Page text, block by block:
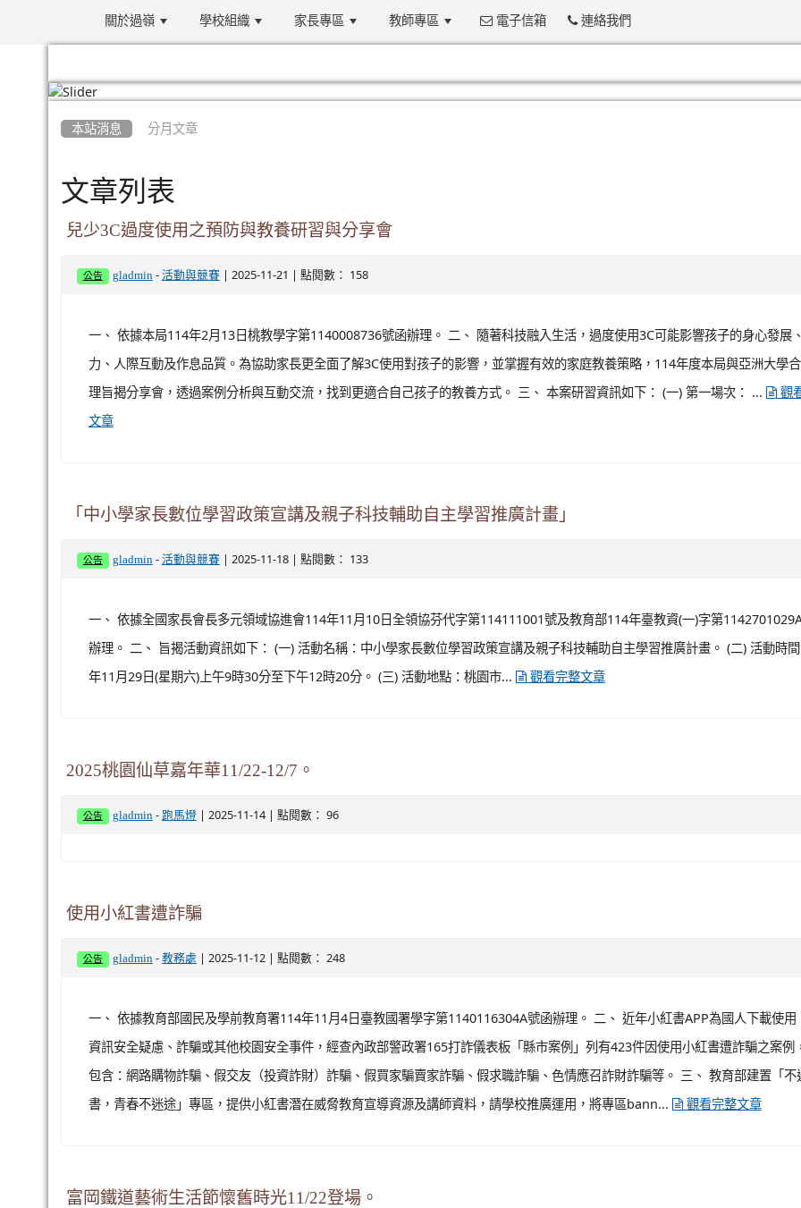
關於過嶺 學校組織 家長專區 教師專區 電子信箱 連絡我們
本站消息 分月文章
文章列表
兒少3C過度使用之預防與教養研習與分享會
公告 gladmin- 活動與競賽| 2025-11-21 | 點閱數： 158
一、 依據本局114年2月13日桃教學字第1140008736號函辦理。 二、 隨著科技融入生活，過度使用3C可能影響孩子的身心發展
力、人際互動及作息品質。為協助家長更全面了解3C使用對孩子的影響，並掌握有效的家庭教養策略，114年度本局與亞洲大學
理旨揭分享會，透過案例分析與互動交流，找到更適合自己孩子的教養方式。 三、 本案研習資訊如下： (一) 第一場次： ...
觀
文章
「中小學家長數位學習政策宣講及親子科技輔助自主學習推廣計畫」
公告 gladmin- 活動與競賽| 2025-11-18 | 點閱數： 133
一、 依據全國家長會長多元領域協進會114年11月10日全領協芬代字第114111001號及教育部114年臺教資(一)字第
辦理。 二、 旨揭活動資訊如下： (一) 活動名稱：中小學家長數位學習政策宣講及親子科技輔助自主學習推廣計畫。 (二) 活動時
年11月29日(星期六)上午9時30分至下午12時20分。 (三) 活動地點：桃園市...
觀看完整文章
2025桃園仙草嘉年華11/22-12/7。
公告 gladmin- 跑馬燈| 2025-11-14 | 點閱數： 96
使用小紅書遭詐騙
公告 gladmin- 教務處 | 2025-11-12 | 點閱數： 248
一、 依據教育部國民及學前教育署114年11月4日臺教國署學字第1140116304A號函辦理。 二、 近年小紅書APP為國人下載使用
資訊安全疑慮、詐騙或其他校園安全事件，經查內政部警政署165打詐儀表板「縣市案例」列有423件因使用小紅書遭詐騙之案例
包含：網路購物詐騙、假交友（投資詐財）詐騙、假買家騙賣家詐騙、假求職詐騙、色情應召詐財詐騙等。 三、 教育部建置「不
書，青春不迷途」專區，提供小紅書潛在威脅教育宣導資源及講師資料，請學校推廣運用，將專區bann...
觀看完整文章
富岡鐵道藝術生活節懷舊時光11/22登場。